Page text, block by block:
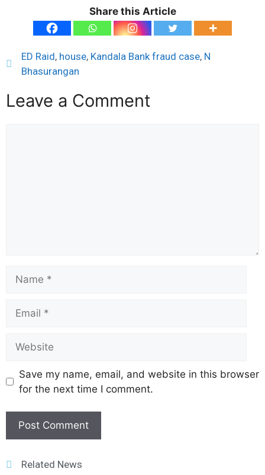
Share this Article
ED Raid, house, Kandala Bank fraud case, N
Bhasurangan
Leave a Comment
Save my name, email, and website in this browser
for the next time I comment.
Related News